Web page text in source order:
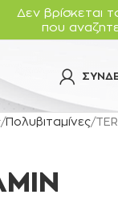
Δεν βρίσκεται
που
Πολυβιταμίνες